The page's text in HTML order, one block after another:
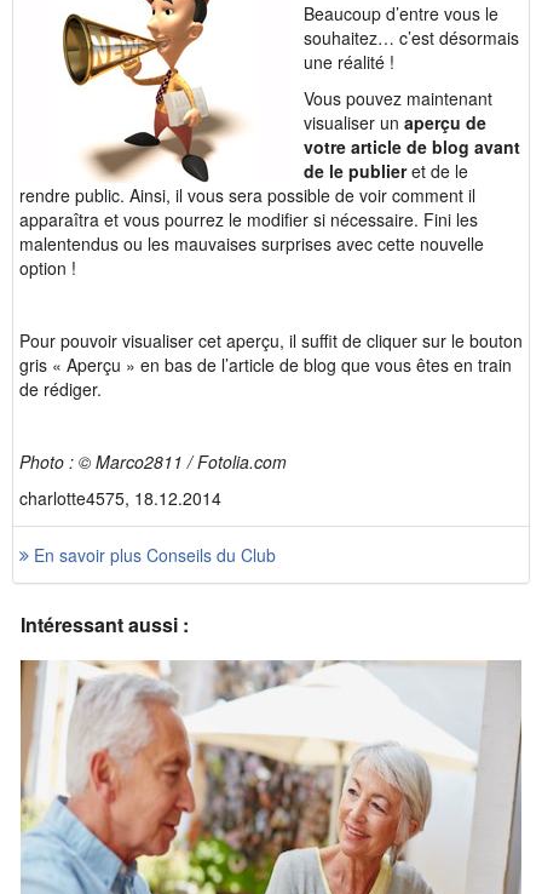
Beaucoup d’entre vous le
souhaitez… c’est désormais
une réalité !
Vous pouvez maintenant
visualiser un aperçu de
votre article de blog avant
de le publieret de le
rendre public. Ainsi, il vous sera possible de voir comment il
apparaîtra et vous pourrez le modifier si nécessaire. Fini les
malentendus ou les mauvaises surprises avec cette nouvelle
option !
Pour pouvoir visualiser cet aperçu, il suffit de cliquer sur le bouton
gris « Aperçu » en bas de l’article de blog que vous êtes en train
de rédiger.
Photo : © Marco2811 / Fotolia.com
charlotte4575, 18.12.2014
En savoir plus Conseils du Club
Intéressant aussi :